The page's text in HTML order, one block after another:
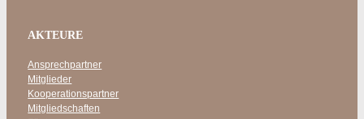
AKTEURE
Ansprechpartner
Mitglieder
Kooperationspartner
Mitgliedschaften